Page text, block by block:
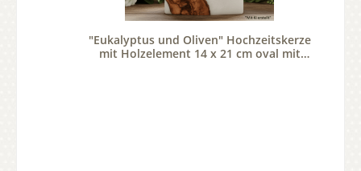
"Eukalyptus und Oliven" Hochzeitskerze
mit Holzelement 14 x 21 cm oval mit